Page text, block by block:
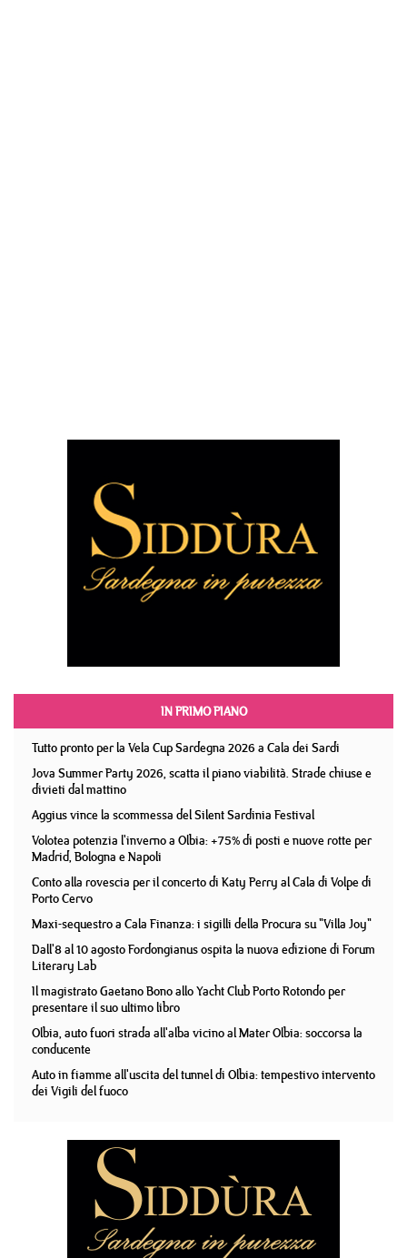
IN PRIMO PIANO
Tutto pronto per la Vela Cup Sardegna 2026 a Cala dei Sardi
Jova Summer Party 2026, scatta il piano viabilità. Strade chiuse e
divieti dal mattino
Aggius vince la scommessa del Silent Sardinia Festival
Volotea potenzia l'inverno a Olbia: +75% di posti e nuove rotte per
Madrid, Bologna e Napoli
Conto alla rovescia per il concerto di Katy Perry al Cala di Volpe di
Porto Cervo
Maxi-sequestro a Cala Finanza: i sigilli della Procura su "Villa Joy"
Dall'8 al 10 agosto Fordongianus ospita la nuova edizione di Forum
Literary Lab
Il magistrato Gaetano Bono allo Yacht Club Porto Rotondo per
presentare il suo ultimo libro
Olbia, auto fuori strada all'alba vicino al Mater Olbia: soccorsa la
conducente
Auto in fiamme all'uscita del tunnel di Olbia: tempestivo intervento
dei Vigili del fuoco